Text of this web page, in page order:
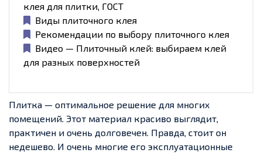
клея для плитки, ГОСТ
Виды плиточного клея
Рекомендации по выбору плиточного клея
Видео — Плиточный клей: выбираем клей
для разных поверхностей
Плитка — оптимальное решение для многих
помещений. Этот материал красиво выглядит,
практичен и очень долговечен. Правда, стоит он
недешево. И очень многие его эксплуатационные